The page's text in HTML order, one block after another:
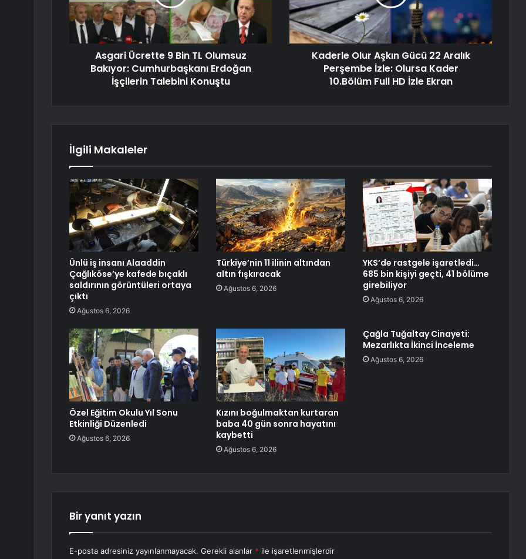
Asgari Ücrette 9 Bin TL Olumsuz
Bakıyor: Cumhurbaşkanı Erdoğan
İşçilerin Talebini Konuştu
Kaderle Olur Aşkın Gücü 22 Aralık
Perşembe İzle: Olursa Kader
10.Bölüm Full HD İzle Ekran
İlgili Makaleler
Ünlü iş insanı Alaaddin
Çağlıköse’ye kafede bıçaklı
saldırının görüntüleri ortaya
çıktı
Ağustos 6, 2026
Türkiye’nin 11 ilinin altından
altın fışkıracak
Ağustos 6, 2026
YKS’de rastgele işaretledi…
685 bin kişiyi geçti, 41 bölüme
girebiliyor
Ağustos 6, 2026
Özel Eğitim Okulu Yıl Sonu
Etkinliği Düzenledi
Ağustos 6, 2026
Kızını boğulmaktan kurtaran
baba 40 gün sonra hayatını
kaybetti
Ağustos 6, 2026
Çağla Tuğaltay Cinayeti:
Mezarlıkta İkinci İnceleme
Ağustos 6, 2026
Bir yanıt yazın
E-posta adresiniz yayınlanmayacak. Gerekli alanlar * ile işaretlenmişlerdir